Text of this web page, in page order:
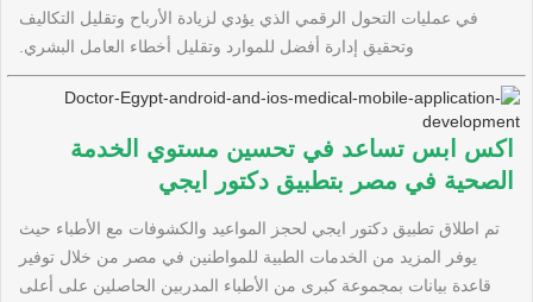
في عمليات التحول الرقمي الذي يؤدي لزيادة الأرباح وتقليل التكاليف
وتحقيق إدارة أفضل للموارد وتقليل أخطاء العامل البشري.
اكس ابس تساعد في تحسين مستوي الخدمة
الصحية في مصر بتطبيق دكتور ايجي
تم اطلاق تطبيق دكتور ايجي لحجز المواعيد والكشوفات مع الأطباء حيث
يوفر المزيد من الخدمات الطبية للمواطنين في مصر من خلال توفير
قاعدة بيانات بمجموعة كبرى من الأطباء المدربين الحاصلين على أعلى